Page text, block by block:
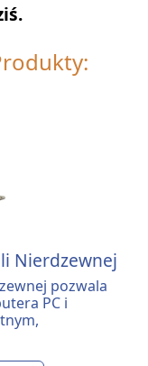
Nierdzewnej
pozwala
PC i